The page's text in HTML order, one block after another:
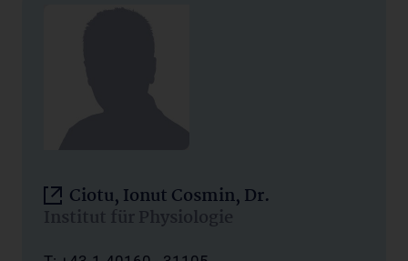
Ciotu, Ionut Cosmin, Dr.
Institut für Physiologie